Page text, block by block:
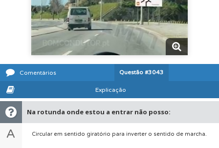
Comentários Questão #3043
Explicação
Na rotunda onde estou a entrar não posso:
A Circular em sentido giratório para inverter o sentido de marcha.